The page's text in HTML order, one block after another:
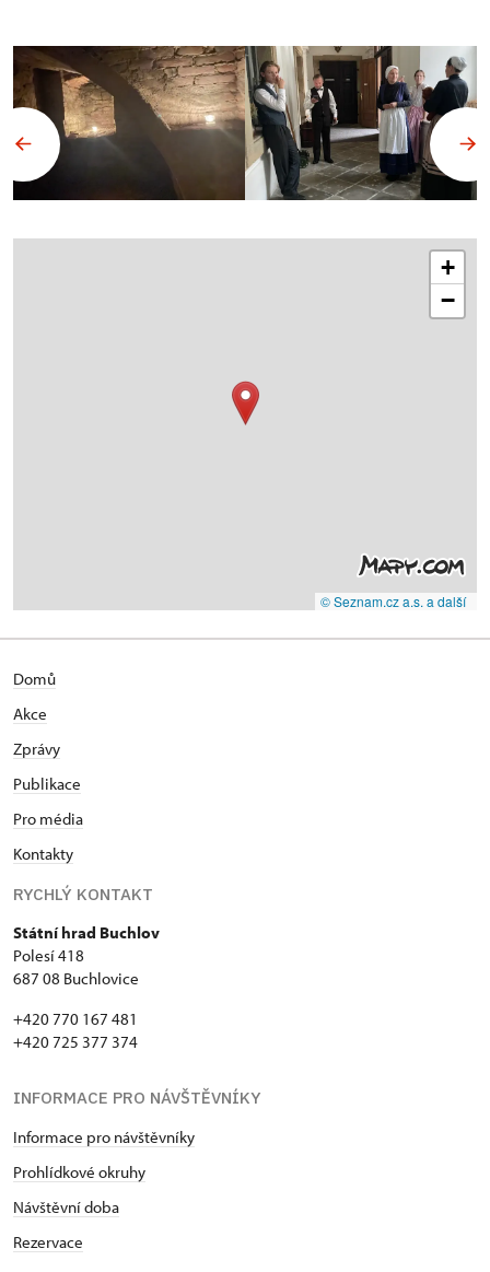
+
−
© Seznam.cz a.s. a další
Domů
Akce
Zprávy
Publikace
Pro média
Kontakty
RYCHLÝ KONTAKT
Státní hrad Buchlov
Polesí 418
687 08 Buchlovice
+420 770 167 481
+420 725 377 374
INFORMACE PRO NÁVŠTĚVNÍKY
Informace pro návštěvníky
Prohlídkové okruhy
Návštěvní doba
Rezervace